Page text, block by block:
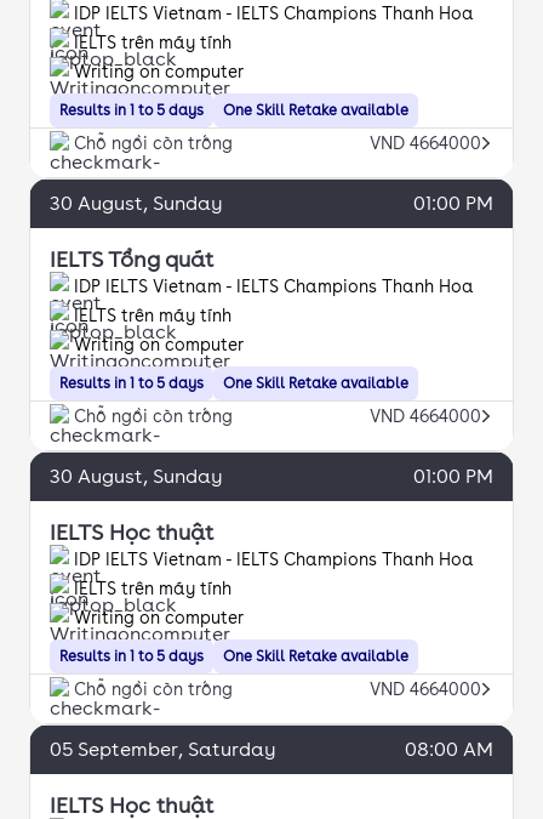
IDP IELTS Vietnam - IELTS Champions Thanh Hoa
Results in 1 to 5 days
IELTS trên máy tính
Writing on computer
One Skill Retake available
Chỗ ngồi còn trống VND 4664000
30 August, Sunday 01:00 PM
IELTS Tổng quát
IDP IELTS Vietnam - IELTS Champions Thanh Hoa
Results in 1 to 5 days
IELTS trên máy tính
Writing on computer
One Skill Retake available
Chỗ ngồi còn trống VND 4664000
30 August, Sunday 01:00 PM
IELTS Học thuật
IDP IELTS Vietnam - IELTS Champions Thanh Hoa
Results in 1 to 5 days
IELTS trên máy tính
Writing on computer
One Skill Retake available
Chỗ ngồi còn trống VND 4664000
05 September, Saturday 08:00 AM
IELTS Học thuật